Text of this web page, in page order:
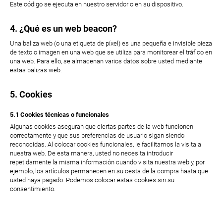
Este código se ejecuta en nuestro servidor o en su dispositivo.
4. ¿Qué es un web beacon?
Una baliza web (o una etiqueta de píxel) es una pequeña e invisible pieza
de texto o imagen en una web que se utiliza para monitorear el tráfico en
una web. Para ello, se almacenan varios datos sobre usted mediante
estas balizas web.
5. Cookies
5.1 Cookies técnicas o funcionales
Algunas cookies aseguran que ciertas partes de la web funcionen
correctamente y que sus preferencias de usuario sigan siendo
reconocidas. Al colocar cookies funcionales, le facilitamos la visita a
nuestra web. De esta manera, usted no necesita introducir
repetidamente la misma información cuando visita nuestra web y, por
ejemplo, los artículos permanecen en su cesta de la compra hasta que
usted haya pagado. Podemos colocar estas cookies sin su
consentimiento.